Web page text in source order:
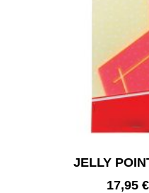
JELLY
17,95 €